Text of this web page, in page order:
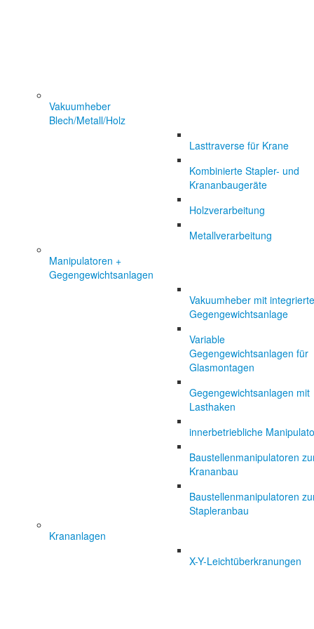
Vakuumheber
Blech/Metall/Holz
Lasttraverse für Krane
Kombinierte Stapler- und
Krananbaugeräte
Holzverarbeitung
Metallverarbeitung
Manipulatoren +
Gegengewichtsanlagen
Vakuumheber mit
Gegengewichtsanlage
Variable
Gegengewichtsanlagen für
Glasmontagen
Gegengewichtsanlagen mit
Lasthaken
innerbetriebliche
Baustellenmanipulatoren
Krananbau
Baustellenmanipulatoren
Stapleranbau
Krananlagen
X-Y-Leichtüberkranungen